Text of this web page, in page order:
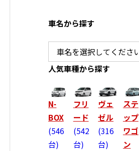
車名から探す
人気車種から探す
N-
BOX
546
台
フリ
ード
542
台
ヴェ
ゼル
316
台
ステ
ップ
ワゴ
ン